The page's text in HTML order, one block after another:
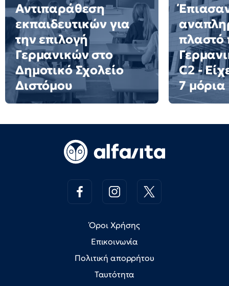
Αντιπαράθεση
εκπαιδευτικών για
την επιλογή
Γερμανικών στο
Δημοτικό Σχολείο
Διστόμου
πλαστό
C2 -
7 μόρια
Όροι Χρήσης
Επικοινωνία
Πολιτική απορρήτου
Ταυτότητα